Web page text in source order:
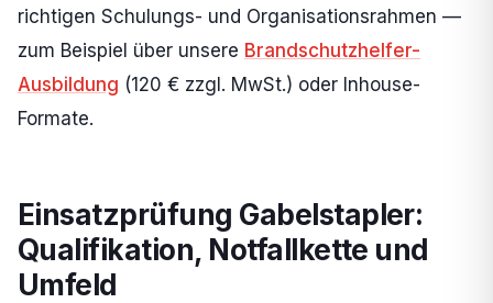
richtigen Schulungs- und Organisationsrahmen —
zum Beispiel über unsere Brandschutzhelfer-
Ausbildung (120 € zzgl. MwSt.) oder Inhouse-
Formate.
Einsatzprüfung Gabelstapler:
Qualifikation, Notfallkette und
Umfeld